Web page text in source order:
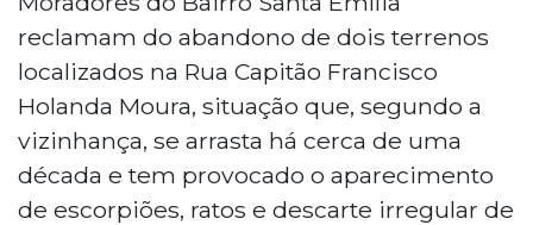
reclamam do abandono de dois terrenos
localizados na Rua Capitão Francisco
Holanda Moura, situação que, segundo a
vizinhança, se arrasta há cerca de uma
década e tem provocado o aparecimento
de escorpiões, ratos e descarte irregular de